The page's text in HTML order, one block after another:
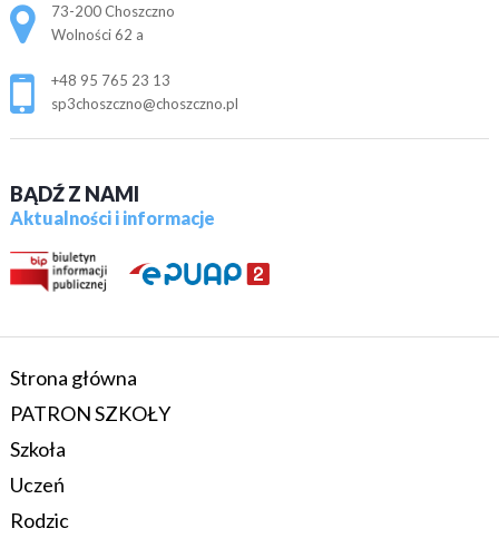
Adres pocztowy:
73-200 Choszczno
Wolności 62 a
+48 95 765 23 13
sp3choszczno@choszczno.pl
BĄDŹ Z NAMI
Aktualności i informacje
Strona główna
PATRON SZKOŁY
Szkoła
Uczeń
Rodzic